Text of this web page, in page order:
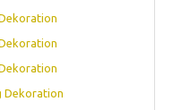
Dekoration